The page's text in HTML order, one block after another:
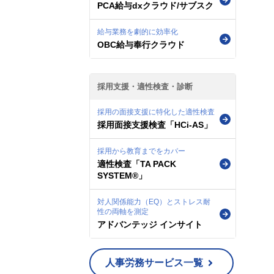
PCA給与dxクラウド/サブスク
給与業務を劇的に効率化
OBC給与奉行クラウド
採用支援・適性検査・診断
採用の面接支援に特化した適性検査
採用面接支援検査「HCi-AS」
採用から教育までをカバー
適性検査「TA PACK
SYSTEM®」
対人関係能力（EQ）とストレス耐
性の両軸を測定
アドバンテッジ インサイト
人事労務サービス一覧